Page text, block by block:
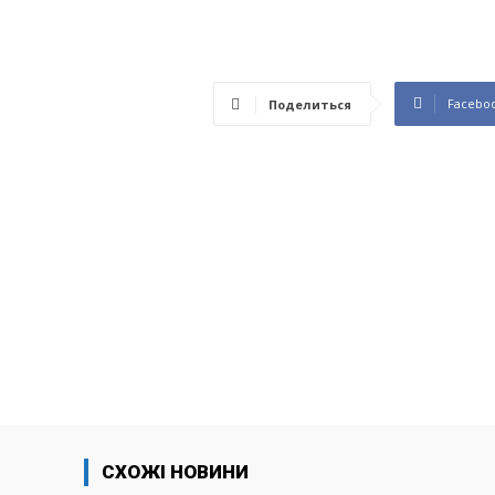
Поделиться
СХОЖІ НОВИНИ